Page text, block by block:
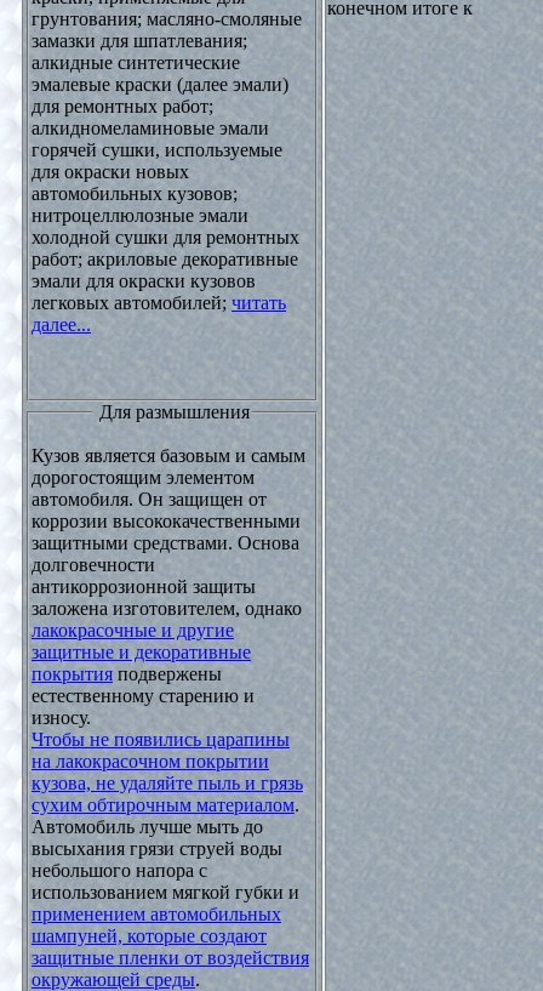
грунтования; масляно-смоляные
замазки для шпатлевания;
алкидные синтетические
эмалевые краски (далее эмали)
для ремонтных работ;
алкидномеламиновые эмали
горячей сушки, используемые
для окраски новых
автомобильных кузовов;
нитроцеллюлозные эмали
холодной сушки для ремонтных
работ; акриловые декоративные
эмали для окраски кузовов
легковых автомобилей; читать
далее...
Для размышления
Кузов является базовым и самым
дорогостоящим элементом
автомобиля. Он защищен от
коррозии высококачественными
защитными средствами. Основа
долговечности
антикоррозионной защиты
заложена изготовителем, однако
лакокрасочные и другие
защитные и декоративные
покрытия подвержены
естественному старению и
износу.
Чтобы не появились царапины
на лакокрасочном покрытии
кузова, не удаляйте пыль и грязь
сухим обтирочным материалом.
Автомобиль лучше мыть до
высыхания грязи струей воды
небольшого напора с
использованием мягкой губки и
применением автомобильных
шампуней, которые создают
защитные пленки от воздействия
окружающей среды.
конечном итоге к